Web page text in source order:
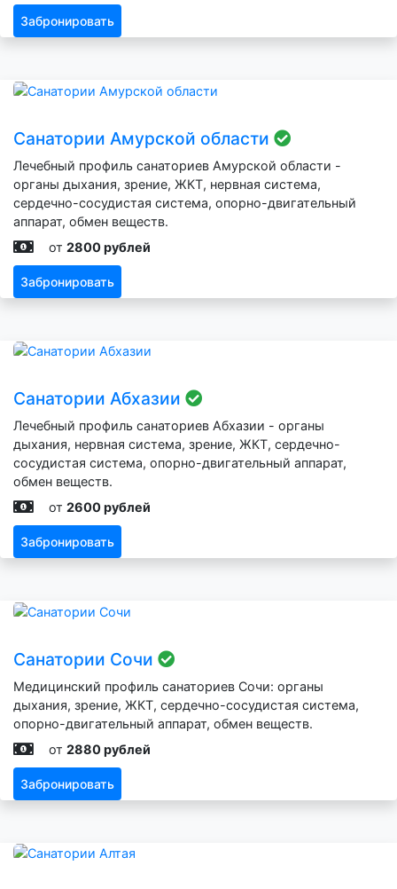
Забронировать
Санатории Амурской области
Лечебный профиль санаториев Амурской области -
органы дыхания, зрение, ЖКТ, нервная система,
сердечно-сосудистая система, опорно-двигательный
аппарат, обмен веществ.
от 2800 рублей
Забронировать
Санатории Абхазии
Лечебный профиль санаториев Абхазии - органы
дыхания, нервная система, зрение, ЖКТ, сердечно-
сосудистая система, опорно-двигательный аппарат,
обмен веществ.
от 2600 рублей
Забронировать
Санатории Сочи
Медицинский профиль санаториев Сочи: органы
дыхания, зрение, ЖКТ, сердечно-сосудистая система,
опорно-двигательный аппарат, обмен веществ.
от 2880 рублей
Забронировать